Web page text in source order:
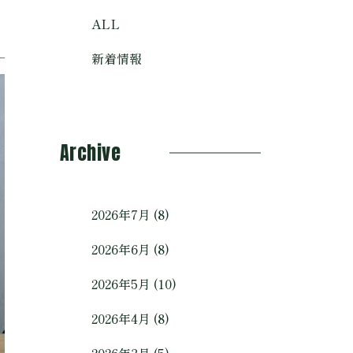
ALL
新着情報
Archive
2026年7月 (8)
2026年6月 (8)
2026年5月 (10)
2026年4月 (8)